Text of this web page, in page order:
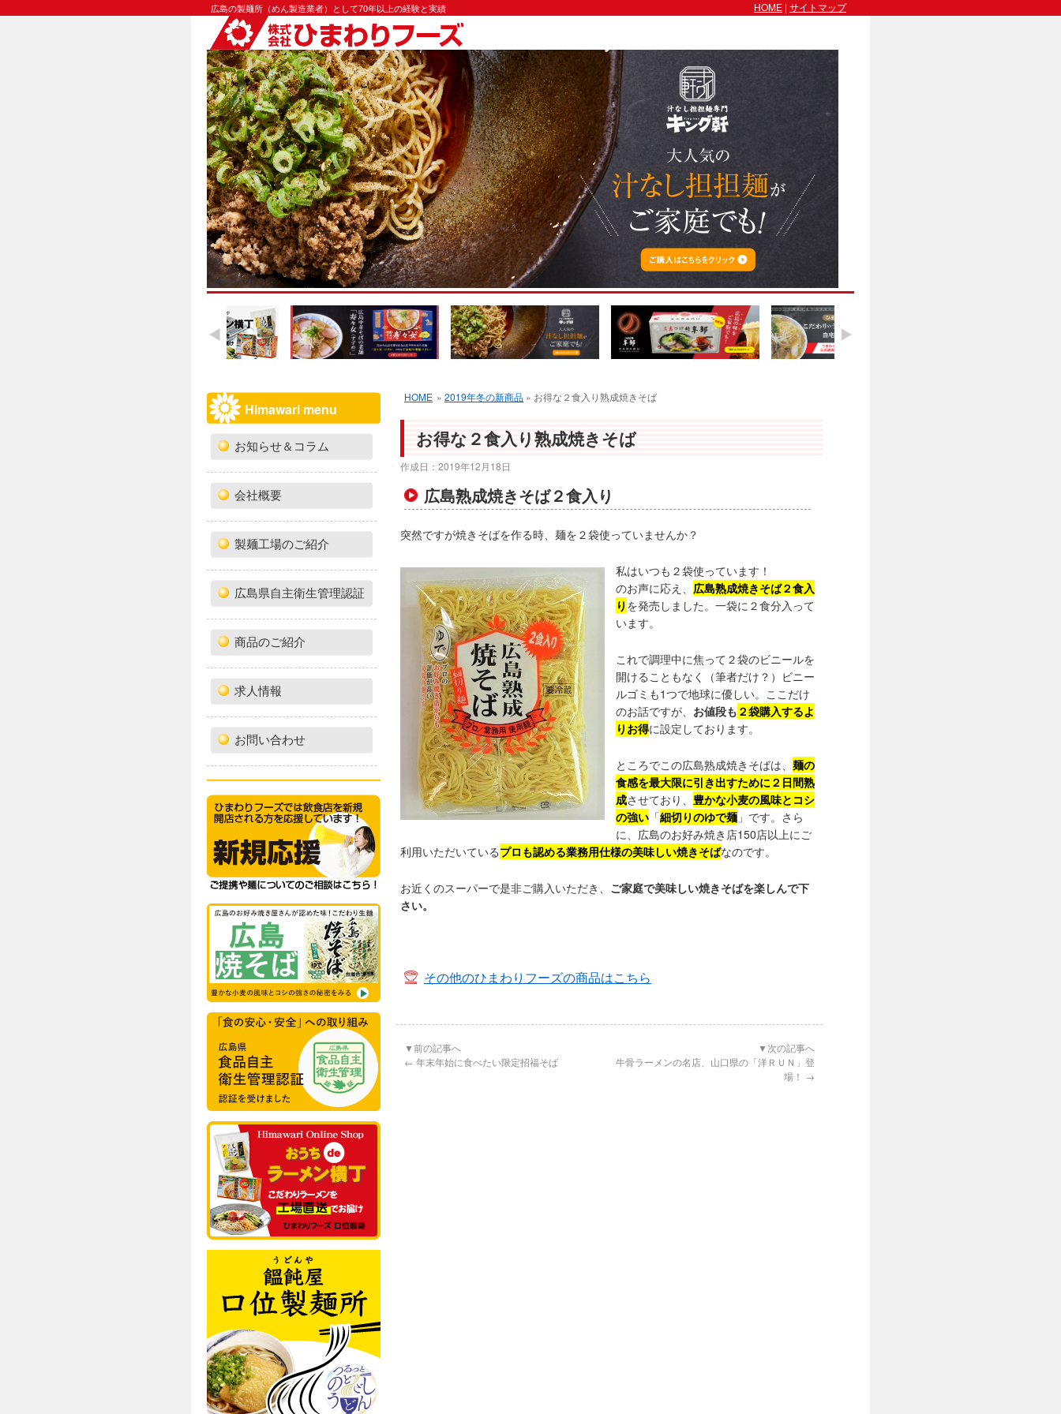
広島の製麺所（めん製造業者）として70年以上の経験と実績 HOME | サイトマップ
Himawari menu
お知らせ＆コラム
会社概要
製麺工場のご紹介
広島県自主衛生管理認証
商品のご紹介
求人情報
お問い合わせ
HOME » 2019年冬の新商品 » お得な２食入り熟成焼きそば
お得な２食入り熟成焼きそば
作成日： 2019年12月18日
広島熟成焼きそば２食入り
突然ですが焼きそばを作る時、麺を２袋使っていませんか？
私はいつも２袋使っています！
のお声に応え、 広島熟成焼きそば２食入
り を発売しました。一袋に２食分入って
います。
これで調理中に焦って２袋のビニールを
開けることもなく（筆者だけ？）ビニー
ルゴミも1つで地球に優しい。ここだけ
のお話ですが、 お値段も ２袋購入するよ
りお得に設定しております。
ところでこの広島熟成焼きそばは、 麺の
食感を最大限に引き出すために２日間熟
成させており、 豊かな小麦の風味とコシ
の強い 「細切りのゆで麺 」です。さら
に、広島のお好み焼き店150店以上にご
利用いただいているプロも認める業務用仕様の美味しい焼きそばなのです。
お近くのスーパーで是非ご購入いただき、 ご家庭で美味しい焼きそばを楽しんで下
さい。
その他のひまわりフーズの商品はこちら
▼前の記事へ
← 年末年始に食べたい限定招福そば
▼次の記事へ
牛骨ラーメンの名店、山口県の「洋ＲＵＮ」登
場！ →